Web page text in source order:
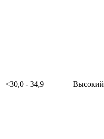
<30,0 - 34,9 Высокий